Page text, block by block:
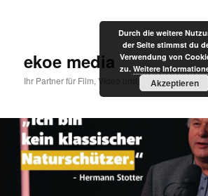
ekoe media
Ihr Partner für Film, Video und Internet
Durch die weitere
der Seite stimmst du
Verwendung von
zu. Weitere
Akzeptieren